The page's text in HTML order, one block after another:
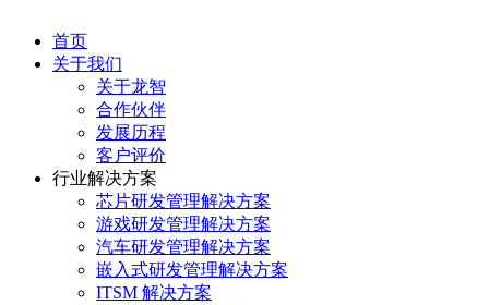
首页
关于我们
关于龙智
合作伙伴
发展历程
客户评价
行业解决方案
芯片研发管理解决方案
游戏研发管理解决方案
汽车研发管理解决方案
嵌入式研发管理解决方案
ITSM 解决方案